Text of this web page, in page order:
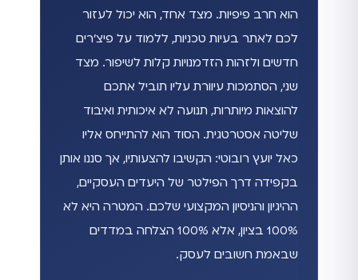
הוא חרב פיפיות. מצד אחד, הוא יכול לעזור
לכם לאתר בעיות טכניות, ללמוד על פיצ'רים
חדשים ולזהות הזדמנויות קלות לשיפור. מצד
שני, הסתמכות עיוורת עליו תוביל אתכם
להוצאות מיותרות, תנועה לא איכותית ואיבוד
שליטה אסטרטגית. הסוד הוא להתייחס אליו
כאל יועץ רובוטי: הקשיבו להצעותיו, אך סננו אותן
בקפידה דרך הפילטר של היעדים העסקיים,
ההיגיון והניסיון המקצועי שלכם. המטרה היא לא
100% בציון, אלא 100% הצלחה במדדים
שבאמת חשובים לעסק.